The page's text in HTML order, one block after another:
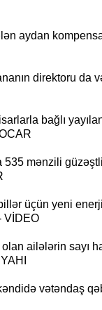
aydan
direktoru da
bağlı
mənzili güzəştli
üçün yeni
VİDEO
ailələrin sayı
vətəndaş